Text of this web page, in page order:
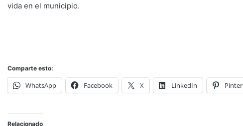
vida en el municipio.
Comparte esto:
WhatsApp Facebook X LinkedIn
Relacionado